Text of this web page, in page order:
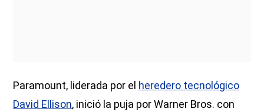
Paramount, liderada por el heredero tecnológico
David Ellison, inició la puja por Warner Bros. con